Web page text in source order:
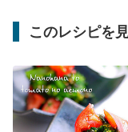
このレシピを